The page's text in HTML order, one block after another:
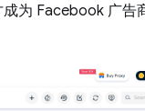
为 Facebook 广告